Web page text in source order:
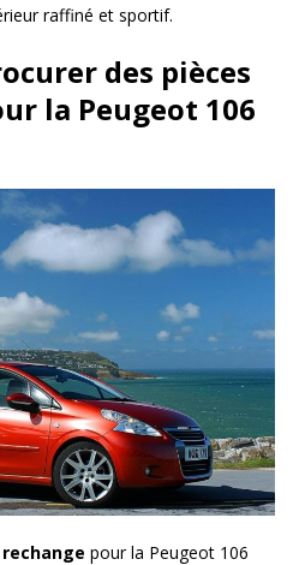
raffiné et sportif.
des pièces
la Peugeot 106
pour la Peugeot 106